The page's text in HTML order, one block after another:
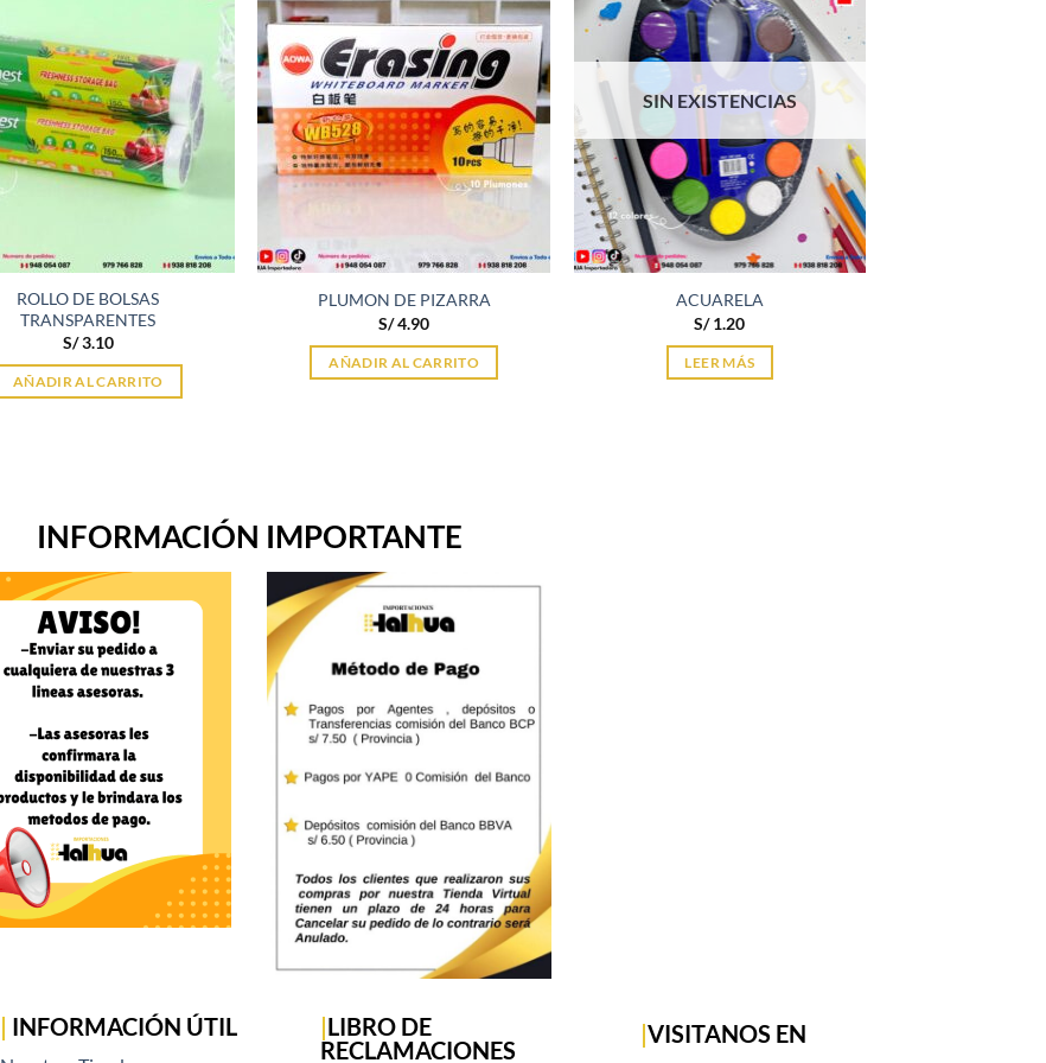
ROLLO DE BOLSAS
TRANSPARENTES
S/3.10
AÑADIR AL CARRITO
PLUMON DE PIZARRA
S/4.90
AÑADIR AL CARRITO
SIN EXISTENCIAS
ACUARELA
S/1.20
LEER MÁS
INFORMACIÓN IMPORTANTE
| INFORMACIÓN ÚTIL |LIBRO DE
RECLAMACIONES
|VISITANOS EN